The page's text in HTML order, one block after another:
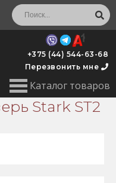
Каталог товаров
+375 (44) 544-63-68
Перезвонить мне
Stark ST2